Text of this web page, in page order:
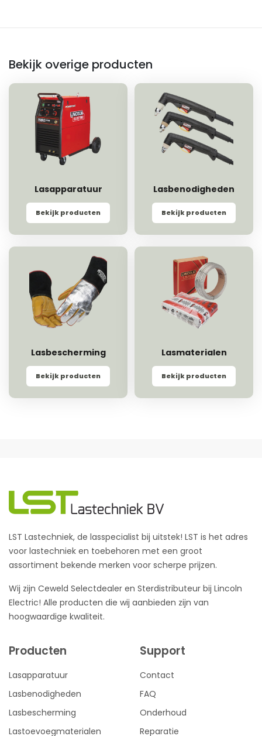
Bekijk overige producten
Lasapparatuur
Bekijk producten
Lasbenodigheden
Bekijk producten
Lasbescherming
Bekijk producten
Lasmaterialen
Bekijk producten
LST Lastechniek, de lasspecialist bij uitstek! LST is het adres
voor lastechniek en toebehoren met een groot
assortiment bekende merken voor scherpe prijzen.
Wij zijn Ceweld Selectdealer en Sterdistributeur bij Lincoln
Electric! Alle producten die wij aanbieden zijn van
hoogwaardige kwaliteit.
Producten
Lasapparatuur
Lasbenodigheden
Lasbescherming
Lastoevoegmaterialen
Support
Contact
FAQ
Onderhoud
Reparatie